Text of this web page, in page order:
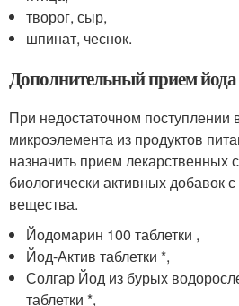
творог, сыр,
шпинат, чеснок.
Дополнительный прием йода
При недостаточном поступлении
микроэлемента из продуктов
назначить прием лекарственных
биологически активных добавок
вещества.
Йодомарин 100 таблетки ,
Йод-Актив таблетки *,
Солгар Йод из бурых
таблетки *,